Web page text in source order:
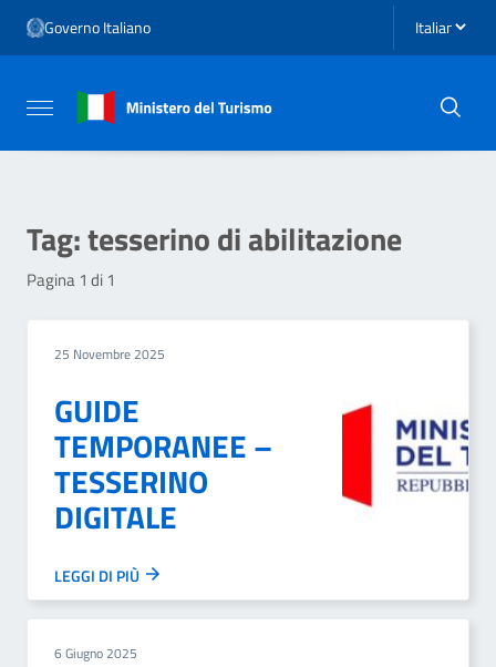
Vai al menu di navigazione
Vai al footer
Governo Italiano Seleziona
Attiva / disattiva la navigazione
Tag:tesserino di abilitazione
Pagina 1 di 1
25 Novembre 2025
GUIDE
TEMPORANEE –
TESSERINO
DIGITALE
LEGGI DI PIÙ
6 Giugno 2025